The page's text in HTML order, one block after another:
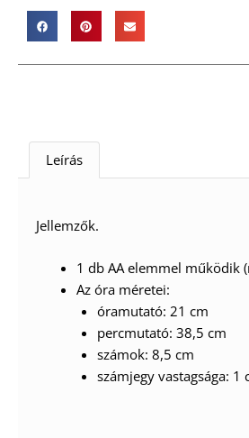
Leírás
Jellemzők.
1 db AA elemmel működik
Az óra méretei:
óramutató: 21 cm
percmutató: 38,5 cm
számok: 8,5 cm
számjegy vastagsága: 1